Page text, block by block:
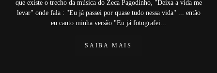
que existe o trecho da música do Zeca Pagodinho, "Deixa a vida me
levar" onde fala : "Eu já passei por quase tudo nessa vida" ... então
eu canto minha versão "Eu já fotografei...
SAIBA MAIS